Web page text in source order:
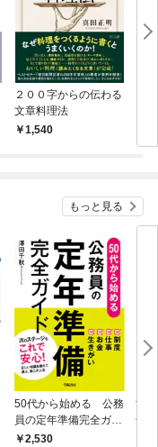
２００字からの伝わる
文章料理法
1,540
もっと見る
50代から始める 公務
員の定年準備完全ガイ
ド2,530
世
化